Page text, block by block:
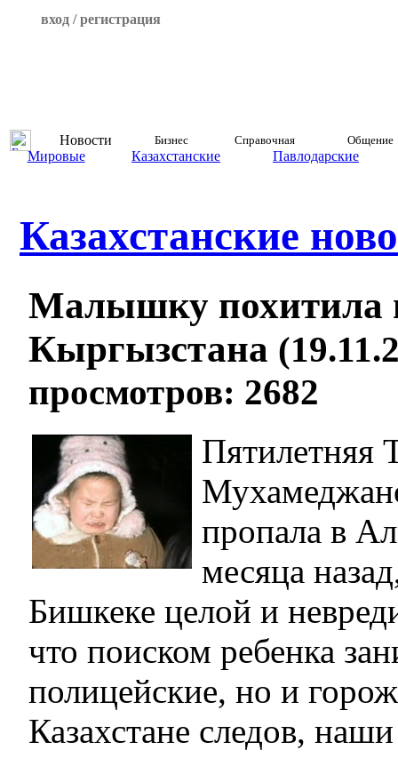
вход / регистрация
Новости Бизнес Справочная Общение
Мировые Казахстанские Павлодарские
Казахстанские
Малышку похитила
Кыргызстана
просмотров: 2682
Пятилетняя
пропала в
месяца
Бишкеке целой и
что поиском ребенка
полицейские, но и
Казахстане следов,